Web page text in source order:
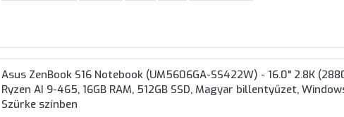
Asus ZenBook S16 Notebook (UM5606GA-SS422W) - 16.0" 2.8K
Ryzen AI 9-465, 16GB RAM, 512GB SSD, Magyar billentyűzet,
Szürke színben